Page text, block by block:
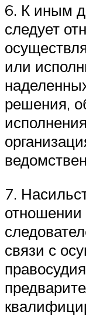
6. К иным
следует
или
решения,
7.
отношении
связи с